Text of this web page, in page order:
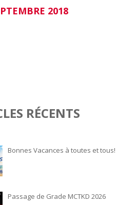
2018
RÉCENTS
Bonnes Vacances à toutes et tous!
Passage de Grade MCTKD 2026